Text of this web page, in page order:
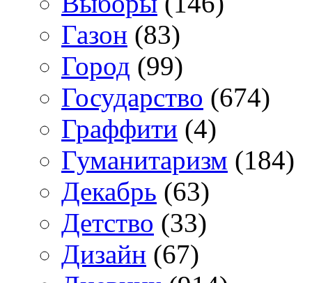
Газон (83)
Город (99)
Государство (674)
Граффити (4)
Гуманитаризм (184)
Декабрь (63)
Детство (33)
Дизайн (67)